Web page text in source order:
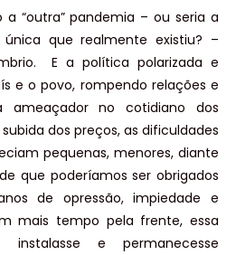
“outra” pandemia – ou seria a
que realmente existiu? –
E a política polarizada e
e o povo, rompendo relações e
ameaçador no cotidiano dos
dos preços, as dificuldades
pequenas, menores, diante
que poderíamos ser obrigados
de opressão, impiedade e
mais tempo pela frente, essa
e permanecesse